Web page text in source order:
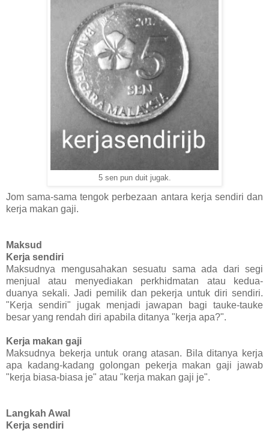
5 sen pun duit jugak.
Jom sama-sama tengok perbezaan antara kerja sendiri dan
kerja makan gaji.
Maksud
Kerja sendiri
Maksudnya mengusahakan sesuatu sama ada dari segi
menjual atau menyediakan perkhidmatan atau kedua-
duanya sekali. Jadi pemilik dan pekerja untuk diri sendiri.
"Kerja sendiri" jugak menjadi jawapan bagi tauke-tauke
besar yang rendah diri apabila ditanya "kerja apa?".
Kerja makan gaji
Maksudnya bekerja untuk orang atasan. Bila ditanya kerja
apa kadang-kadang golongan pekerja makan gaji jawab
"kerja biasa-biasa je" atau "kerja makan gaji je".
Langkah Awal
Kerja sendiri